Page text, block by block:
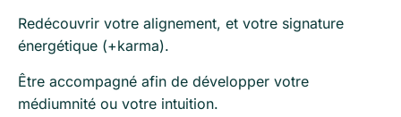
Redécouvrir votre alignement, et votre signature
énergétique (+karma).
Être accompagné afin de développer votre
médiumnité ou votre intuition.